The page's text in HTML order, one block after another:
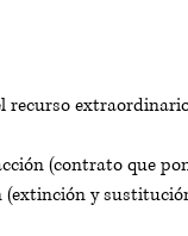
recurso
(contrato que
(extinción y